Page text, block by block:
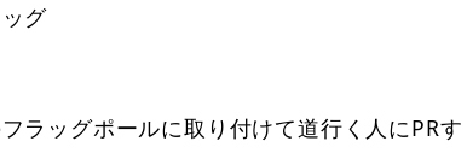
グ
ラッグポールに取り付けて道行く人にPRす